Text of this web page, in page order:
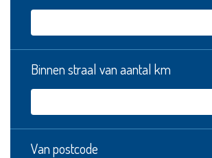
Binnen straal van aantal km
Van postcode